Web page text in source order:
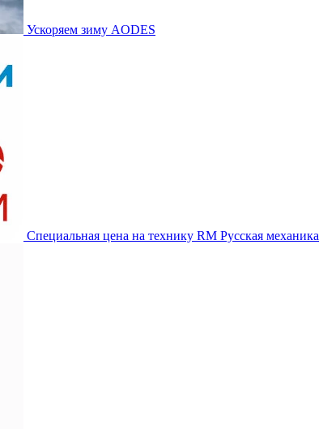
Ускоряем зиму AODES
Специальная цена на технику RM Русская механика